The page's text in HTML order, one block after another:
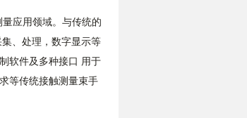
应用领域。与传统的
、处理，数字显示等
软件及多种接口 用于
等传统接触测量束手